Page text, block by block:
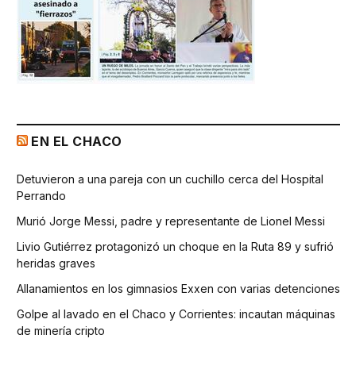
EN EL CHACO
Detuvieron a una pareja con un cuchillo cerca del Hospital
Perrando
Murió Jorge Messi, padre y representante de Lionel Messi
Livio Gutiérrez protagonizó un choque en la Ruta 89 y sufrió
heridas graves
Allanamientos en los gimnasios Exxen con varias detenciones
Golpe al lavado en el Chaco y Corrientes: incautan máquinas
de minería cripto